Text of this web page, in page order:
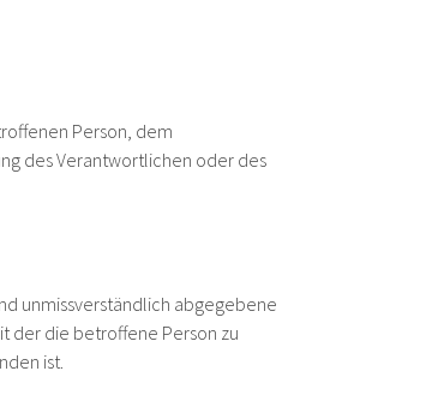
Person, dem
des Verantwortlichen oder des
unmissverständlich abgegebene
der die betroffene Person zu
ist.